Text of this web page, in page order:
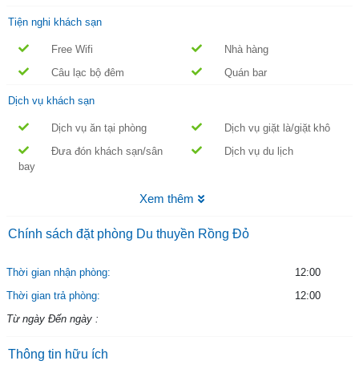
như đang được ở nhà và những thiết bị hiện đại như két sắt, vòi hoa sen,
bàn, máy pha trà/cà phê, máy lạnh. Cho dù bạn là người thích vui vẻ hay
chỉ là khách muốn thư giãn sau một ngày làm việc bận rộn, bạn sẽ thấy
hưởng dịch vụ không gì sánh bằng và địa chỉ thật sự đáng tin cậy tại Red
Tiện nghi khách sạn
Free Wifi
Nhà hàng
Câu lạc bộ đêm
Quán bar
Dịch vụ khách sạn
Dịch vụ ăn tại phòng
Dịch vụ giặt là/giặt khô
Đưa đón khách sạn/sân
bay
Dịch vụ du lịch
Xem thêm
Chính sách đặt phòng Du thuyền Rồng Đỏ
Thời gian nhận phòng:
12:00
Thời gian trả phòng:
12:00
Từ ngày Đến ngày :
Thông tin hữu ích